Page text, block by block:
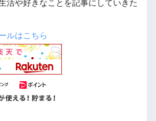
活や好きなことを記事にしていきた
ルはこちら